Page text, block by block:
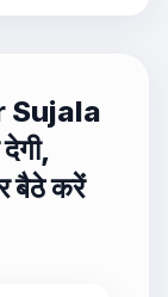
Sujala
बैठे करें